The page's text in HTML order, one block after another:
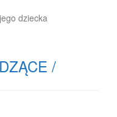
dziecka
/